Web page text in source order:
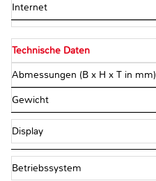
Internet
Technische Daten
Abmessungen (B x H x T in mm)
Gewicht
Display
Betriebssystem